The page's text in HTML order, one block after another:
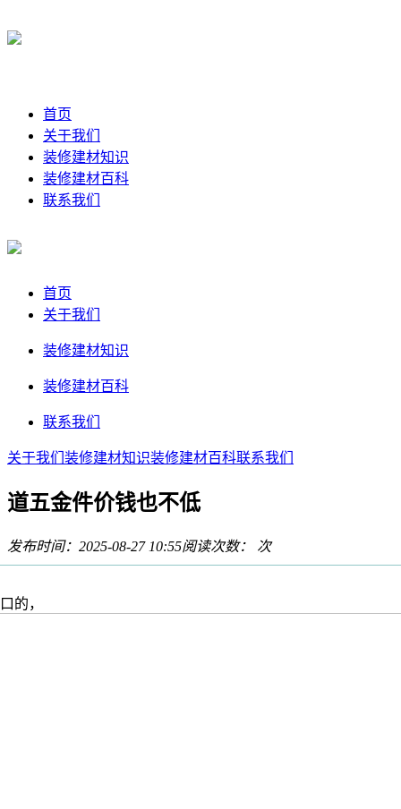
首页
关于我们
装修建材知识
装修建材百科
联系我们
首页
关于我们
装修建材知识
装修建材百科
联系我们
关于我们 装修建材知识装修建材百科联系我们
道五金件价钱也不低
发布时间：2025-08-27 10:55阅读次数： 次
，